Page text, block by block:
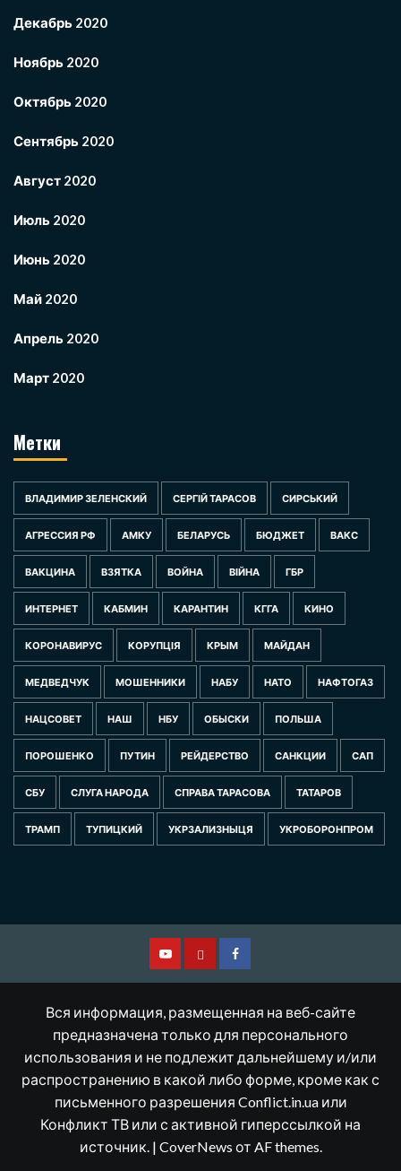
Декабрь 2020
Ноябрь 2020
Октябрь 2020
Сентябрь 2020
Август 2020
Июль 2020
Июнь 2020
Май 2020
Апрель 2020
Март 2020
Метки
ВЛАДИМИР ЗЕЛЕНСКИЙ СЕРГІЙ ТАРАСОВ СИРСЬКИЙ
АГРЕССИЯ РФ АМКУ БЕЛАРУСЬ БЮДЖЕТ ВАКС
ВАКЦИНА ВЗЯТКА ВОЙНА ВІЙНА ГБР
ИНТЕРНЕТ КАБМИН КАРАНТИН КГГА КИНО
КОРОНАВИРУС КОРУПЦІЯ КРЫМ МАЙДАН
МЕДВЕДЧУК МОШЕННИКИ НАБУ НАТО НАФТОГАЗ
НАЦСОВЕТ НАШ НБУ ОБЫСКИ ПОЛЬША
ПОРОШЕНКО ПУТИН РЕЙДЕРСТВО САНКЦИИ САП
СБУ СЛУГА НАРОДА СПРАВА ТАРАСОВА ТАТАРОВ
ТРАМП ТУПИЦКИЙ УКРЗАЛИЗНЫЦЯ УКРОБОРОНПРОМ
Смотрите
YouTube
ДругаяFacebook
Вся информация, размещенная на веб-сайте
предназначена только для персонального
использования и не подлежит дальнейшему и/или
распространению в какой либо форме, кроме как с
письменного разрешения Conflict.in.ua или
Конфликт ТВ или с активной гиперссылкой на
источник. | CoverNews от AF themes.